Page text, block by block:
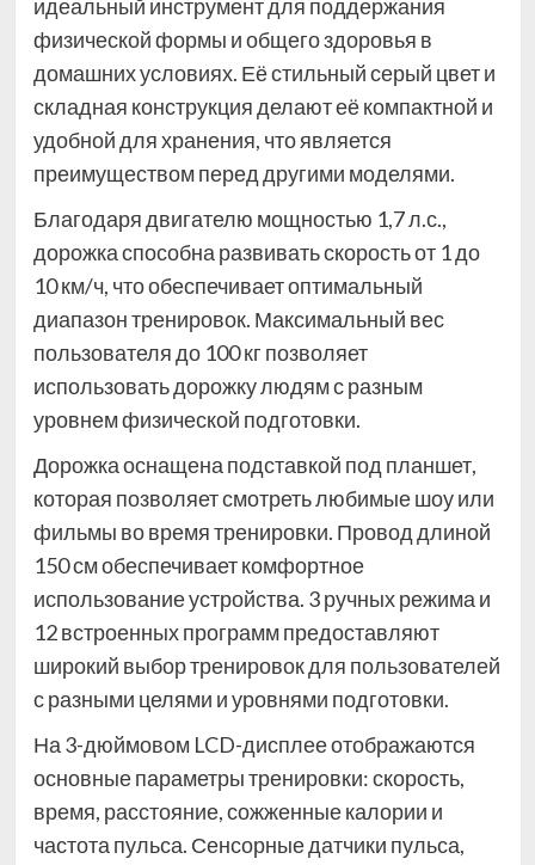
идеальный инструмент для поддержания
физической формы и общего здоровья в
домашних условиях. Её стильный серый цвет и
складная конструкция делают её компактной и
удобной для хранения, что является
преимуществом перед другими моделями.
Благодаря двигателю мощностью 1,7 л.с.,
дорожка способна развивать скорость от 1 до
10 км/ч, что обеспечивает оптимальный
диапазон тренировок. Максимальный вес
пользователя до 100 кг позволяет
использовать дорожку людям с разным
уровнем физической подготовки.
Дорожка оснащена подставкой под планшет,
которая позволяет смотреть любимые шоу или
фильмы во время тренировки. Провод длиной
150 см обеспечивает комфортное
использование устройства. 3 ручных режима и
12 встроенных программ предоставляют
широкий выбор тренировок для пользователей
с разными целями и уровнями подготовки.
На 3-дюймовом LCD-дисплее отображаются
основные параметры тренировки: скорость,
время, расстояние, сожженные калории и
частота пульса. Сенсорные датчики пульса,